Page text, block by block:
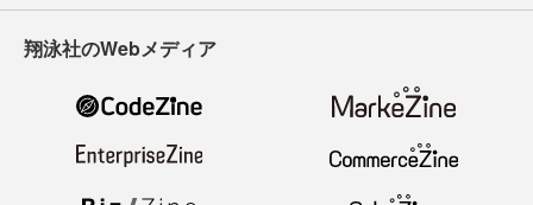
翔泳社のWebメディア